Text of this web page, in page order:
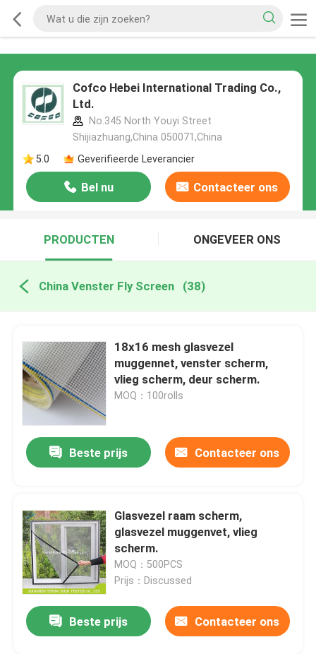
Cofco Hebei International Trading Co.,
Ltd.
No.345 North Youyi Street
Shijiazhuang,China 050071,China
5.0
Geverifieerde Leverancier
Bel nu Contacteer ons
PRODUCTEN ONGEVEER ONS
China Venster Fly Screen (38)
18x16 mesh glasvezel
muggennet, venster scherm,
vlieg scherm, deur scherm.
MOQ：100rolls
Beste prijs Contacteer ons
Glasvezel raam scherm,
glasvezel muggenvet, vlieg
scherm.
MOQ：500PCS
Prijs：Discussed
Beste prijs Contacteer ons